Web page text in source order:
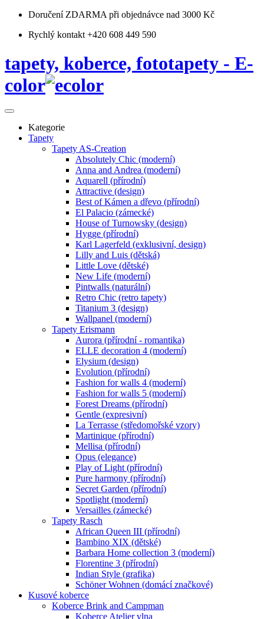
Doručení ZDARMA při objednávce nad 3000 Kč
Rychlý kontakt +420 608 449 590
tapety, koberce, fototapety - E-
color
Kategorie
Tapety
Tapety AS-Creation
Absolutely Chic (moderní)
Anna and Andrea (moderní)
Aquarell (přírodní)
Attractive (design)
Best of Kámen a dřevo (přírodní)
El Palacio (zámecké)
House of Turnowsky (design)
Hygge (přírodní)
Karl Lagerfeld (exklusivní, design)
Lilly and Luis (dětská)
Little Love (dětské)
New Life (moderní)
Pintwalls (naturální)
Retro Chic (retro tapety)
Titanium 3 (design)
Wallpanel (moderní)
Tapety Erismann
Aurora (přírodní - romantika)
ELLE decoration 4 (moderní)
Elysium (design)
Evolution (přírodní)
Fashion for walls 4 (moderní)
Fashion for walls 5 (moderní)
Forest Dreams (přírodní)
Gentle (expresivní)
La Terrasse (středomořské vzory)
Martinique (přírodní)
Mellisa (přírodní)
Opus (elegance)
Play of Light (přírodní)
Pure harmony (přírodní)
Secret Garden (přírodní)
Spotlight (moderní)
Versailles (zámecké)
Tapety Rasch
African Queen III (přírodní)
Bambino XIX (dětské)
Barbara Home collection 3 (moderní)
Florentine 3 (přírodní)
Indian Style (grafika)
Schöner Wohnen (domácí značkové)
Kusové koberce
Koberce Brink and Campman
Koberce Atelier vlna